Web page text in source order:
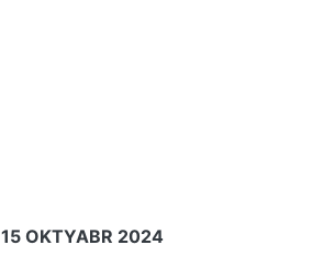
15 OKTYABR 2024